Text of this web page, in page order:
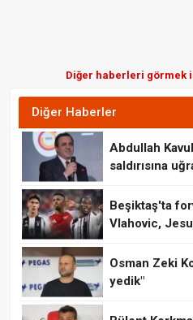
Diğer haberleri görmek
Diğer Haberler
Abdullah
saldırısına
Beşiktaş'ta
Vlahovic,
Osman Zeki
yedik"